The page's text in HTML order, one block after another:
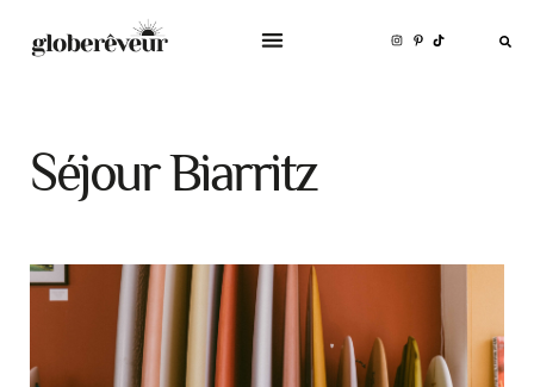
Séjour Biarritz